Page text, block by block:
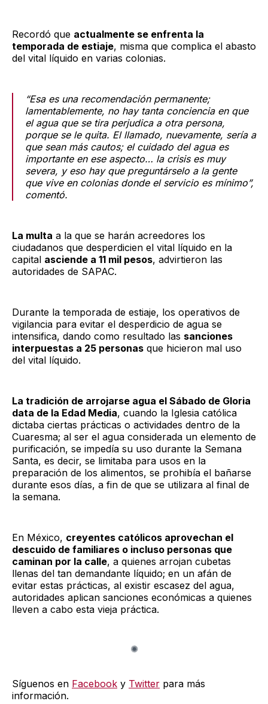
Recordó que actualmente se enfrenta la
temporada de estiaje, misma que complica el abasto
del vital líquido en varias colonias.
“Esa es una recomendación permanente;
lamentablemente, no hay tanta conciencia en que
el agua que se tira perjudica a otra persona,
porque se le quita. El llamado, nuevamente, sería a
que sean más cautos; el cuidado del agua es
importante en ese aspecto… la crisis es muy
severa, y eso hay que preguntárselo a la gente
que vive en colonias donde el servicio es mínimo”,
comentó.
La multa a la que se harán acreedores los
ciudadanos que desperdicien el vital líquido en la
capital asciende a 11 mil pesos, advirtieron las
autoridades de SAPAC.
Durante la temporada de estiaje, los operativos de
vigilancia para evitar el desperdicio de agua se
intensifica, dando como resultado las sanciones
interpuestas a 25 personas que hicieron mal uso
del vital líquido.
La tradición de arrojarse agua el Sábado de Gloria
data de la Edad Media, cuando la Iglesia católica
dictaba ciertas prácticas o actividades dentro de la
Cuaresma; al ser el agua considerada un elemento de
purificación, se impedía su uso durante la Semana
Santa, es decir, se limitaba para usos en la
preparación de los alimentos, se prohibía el bañarse
durante esos días, a fin de que se utilizara al final de
la semana.
En México, creyentes católicos aprovechan el
descuido de familiares o incluso personas que
caminan por la calle, a quienes arrojan cubetas
llenas del tan demandante líquido; en un afán de
evitar estas prácticas, al existir escasez del agua,
autoridades aplican sanciones económicas a quienes
lleven a cabo esta vieja práctica.
Síguenos en Facebook y Twitter para más
información.